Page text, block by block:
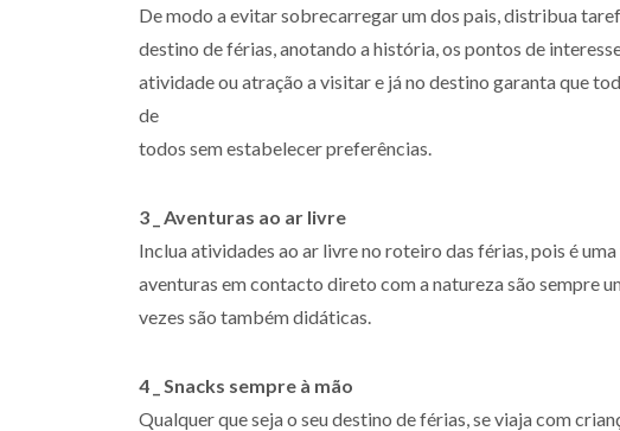
De modo a evitar sobrecarregar um dos pais, distribua
destino de férias, anotando a história, os pontos de
atividade ou atração a visitar e já no destino garanta que
de
todos sem estabelecer preferências.
3 _ Aventuras ao ar livre
Inclua atividades ao ar livre no roteiro das férias, pois é
aventuras em contacto direto com a natureza são sempre
vezes são também didáticas.
4 _ Snacks sempre à mão
Qualquer que seja o seu destino de férias, se viaja com